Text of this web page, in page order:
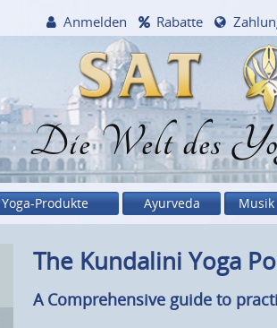
Die Welt des
Anmelden Rabatte
Yoga-Produkte Ayurveda Musik
The Kundalini Yoga
A Comprehensive guide to